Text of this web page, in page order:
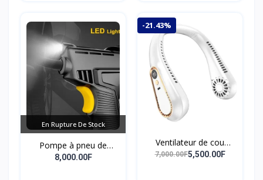
En Rupture De Stock
Pompe à pneu de
pointeur de véhicule
8,000.00F
-21.43%
Ventilateur de cou
suspendu,
7,000.00F5,500.00F